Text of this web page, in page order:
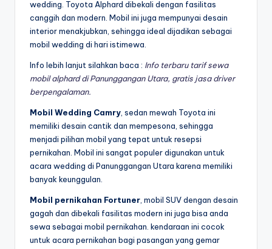
wedding. Toyota Alphard dibekali dengan fasilitas
canggih dan modern. Mobil ini juga mempunyai desain
interior menakjubkan, sehingga ideal dijadikan sebagai
mobil wedding di hari istimewa.
Info lebih lanjut silahkan baca : Info terbaru tarif sewa
mobil alphard di Panunggangan Utara, gratis jasa driver
berpengalaman.
Mobil Wedding Camry , sedan mewah Toyota ini
memiliki desain cantik dan mempesona, sehingga
menjadi pilihan mobil yang tepat untuk resepsi
pernikahan. Mobil ini sangat populer digunakan untuk
acara wedding di Panunggangan Utara karena memiliki
banyak keunggulan.
Mobil pernikahan Fortuner , mobil SUV dengan desain
gagah dan dibekali fasilitas modern ini juga bisa anda
sewa sebagai mobil pernikahan. kendaraan ini cocok
untuk acara pernikahan bagi pasangan yang gemar